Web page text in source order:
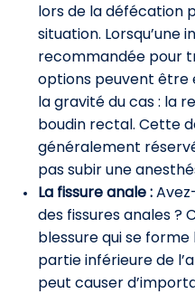
lors de la défécation
situation.
recommandée pour
options peuvent être
la gravité du cas : la
boudin rectal. Cette
généralement
pas subir une
La fissure anale :
des fissures anales ?
blessure qui se
partie inférieure de
peut causer